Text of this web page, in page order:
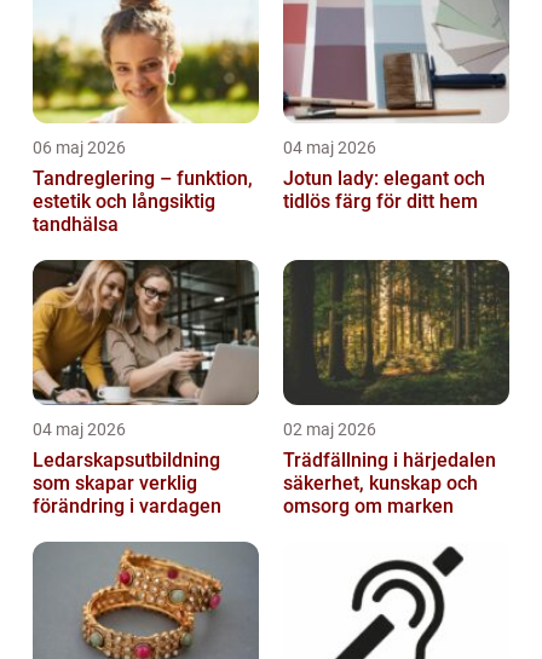
06 maj 2026
Tandreglering – funktion,
estetik och långsiktig
tandhälsa
04 maj 2026
Jotun lady: elegant och
tidlös färg för ditt hem
04 maj 2026
Ledarskapsutbildning
som skapar verklig
förändring i vardagen
02 maj 2026
Trädfällning i härjedalen
säkerhet, kunskap och
omsorg om marken